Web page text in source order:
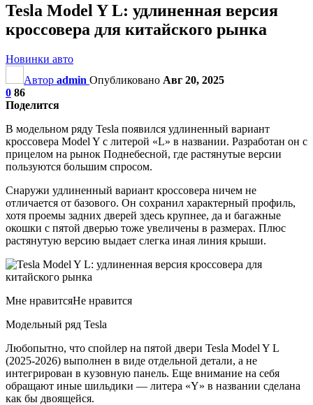
Tesla Model Y L: удлиненная версия
кроссовера для китайского рынка
Новинки авто
Автор admin Опубликовано Авг 20, 2025
0 86
Поделится
В модельном ряду Tesla появился удлиненный вариант
кроссовера Model Y с литерой «L» в названии. Разработан он с
прицелом на рынок Поднебесной, где растянутые версии
пользуются большим спросом.
Снаружи удлиненный вариант кроссовера ничем не
отличается от базового. Он сохранил характерный профиль,
хотя проемы задних дверей здесь крупнее, да и багажные
окошки с пятой дверью тоже увеличены в размерах. Плюс
растянутую версию выдает слегка иная линия крыши.
Мне нравитсяНе нравится
Модельный ряд Tesla
Любопытно, что спойлер на пятой двери Tesla Model Y L
(2025-2026) выполнен в виде отдельной детали, а не
интегрирован в кузовную панель. Еще внимание на себя
обращают иные шильдики — литера «Y» в названии сделана
как бы двоящейся.